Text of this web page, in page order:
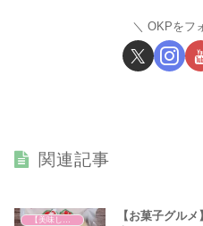
OKPをフ
関連記事
【美味しいは正義】
【お菓子グル